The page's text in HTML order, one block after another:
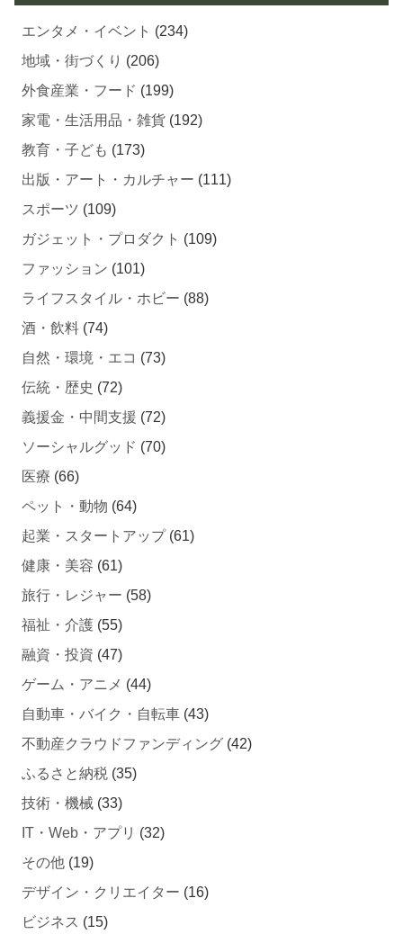
エンタメ・イベント (234)
地域・街づくり (206)
外食産業・フード (199)
家電・生活用品・雑貨 (192)
教育・子ども (173)
出版・アート・カルチャー (111)
スポーツ (109)
ガジェット・プロダクト (109)
ファッション (101)
ライフスタイル・ホビー (88)
酒・飲料 (74)
自然・環境・エコ (73)
伝統・歴史 (72)
義援金・中間支援 (72)
ソーシャルグッド (70)
医療 (66)
ペット・動物 (64)
起業・スタートアップ(61)
健康・美容 (61)
旅行・レジャー (58)
福祉・介護 (55)
融資・投資 (47)
ゲーム・アニメ (44)
自動車・バイク・自転車 (43)
不動産クラウドファンディング (42)
ふるさと納税 (35)
技術・機械 (33)
IT・Web・アプリ (32)
その他 (19)
デザイン・クリエイター (16)
ビジネス (15)